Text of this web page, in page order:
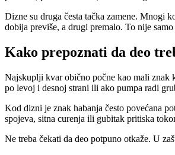
Dizne su druga česta tačka zamene. Mnogi
dobija previše, a drugi premalo. To nije
Kako prepoznati da deo
Najskuplji kvar obično počne kao mali znak
po levoj i desnoj strani ili ako pumpa radi
Kod dizni je znak habanja često povećana
spojeva, sitna curenja ili gubitak pritiska
Ne treba čekati da deo potpuno otkaže. U